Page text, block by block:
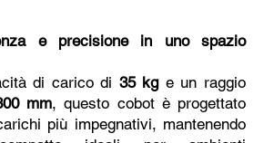
e precisione in uno spazio
di carico di 35 kge un raggio
mm, questo cobot è progettato
più impegnativi, mantenendo